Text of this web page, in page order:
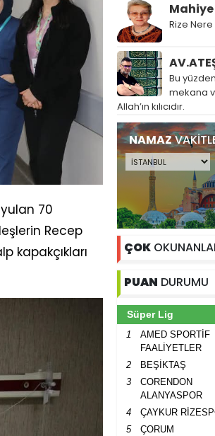
70
Recep
kapakçıkları
Rize
Bu
mekana
Allah’ın kılıcıdır.
NAMAZ
ÇOK
PUAN DURUMU
Süper Lig
1
AMED SPORTİF
FAALİYETLER
2 BEŞİKTAŞ
3
CORENDON
ALANYASPOR
4 ÇAYKUR
5
ÇORUM